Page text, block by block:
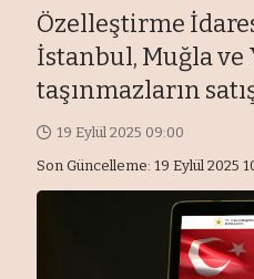
Özelleştirme
İstanbul, Muğla ve
taşınmazların
Son Güncelleme: 19 Eylül 2025
19 Eylül 2025 09:00